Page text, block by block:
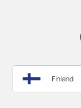
Finland